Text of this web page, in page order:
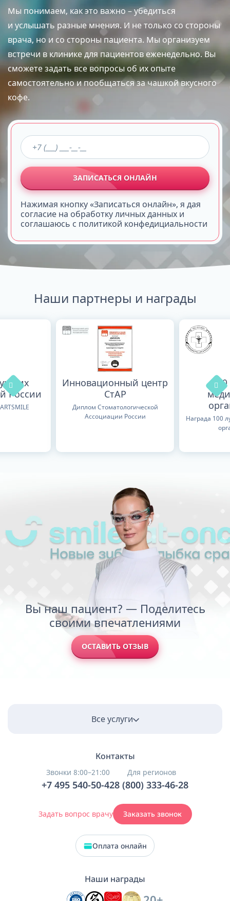
Мы понимаем, как это важно – убедиться
и услышать разные мнения. И не только со стороны
врача, но и со стороны пациента. Мы организуем
встречи в клинике для пациентов еженедельно. Вы
сможете задать все вопросы об их опыте
самостоятельно и пообщаться за чашкой вкусного
кофе.
ЗАПИСАТЬСЯ ОНЛАЙН
Нажимая кнопку «Записаться онлайн», я дая
согласие на обработку личных данных и
соглашаюсь с политикой конфедициальности
Наши партнеры и награды
России
Инновационный центр
СтАР
Диплом Стоматологической
Ассоциации России
Награда 100
Вы наш пациент? — Поделитесь
своими впечатлениями
ОСТАВИТЬ ОТЗЫВ
Все услуги
Контакты
Звонки 8:00–21:00
+7 495 540-50-42
Для регионов
8 (800) 333-46-28
Задать вопрос врачу Заказать звонок
Оплата онлайн
Наши награды